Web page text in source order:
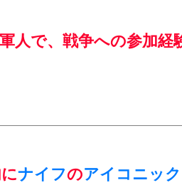
人で、戦争への参加経
ナイフのアイコニック